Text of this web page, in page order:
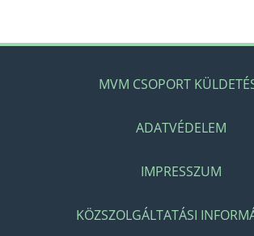
MVM CSOPORT
ADATVÉDELEM
IMPRESSZUM
KÖZSZOLGÁLTATÁSI